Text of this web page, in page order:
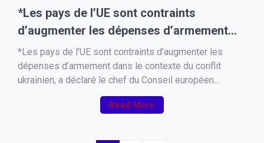
*Les pays de l’UE sont contraints
d’augmenter les dépenses d’armement
dans le contexte du conflit ukrainien, a
déclaré le chef du Conseil européen
Charles Michel
*Les pays de l’UE sont contraints d’augmenter les
dépenses d’armement dans le contexte du conflit
ukrainien, a déclaré le chef du Conseil européen
Charles Michel, commentant l’intention de la Pologne,
de l’Allemagne et de la Lituanie d’augmenter les
Read More